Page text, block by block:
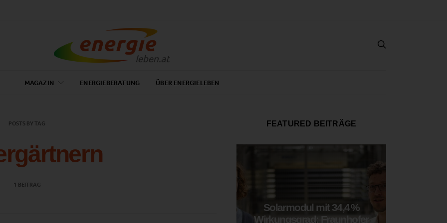
MAGAZIN ENERGIEBERATUNG ÜBER ENERGIELEBEN
POSTS BY TAG
1 BEITRAG
FEATURED BEITRÄGE
Solarmodul mit 34,4 %
Wirkungsgrad: Fraunhofer